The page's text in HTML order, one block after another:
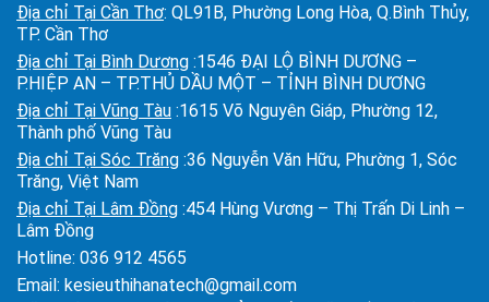
Địa chỉ Tại Cần Thơ: QL91B, Phường Long Hòa, Q.Bình Thủy,
TP. Cần Thơ
Địa chỉ Tại Bình Dương :1546 ĐẠI LỘ BÌNH DƯƠNG –
P.HIỆP AN – TP.THỦ DẦU MỘT – TỈNH BÌNH DƯƠNG
Địa chỉ Tại Vũng Tàu :1615 Võ Nguyên Giáp, Phường 12,
Thành phố Vũng Tàu
Địa chỉ Tại Sóc Trăng :36 Nguyễn Văn Hữu, Phường 1, Sóc
Trăng, Việt Nam
Địa chỉ Tại Lâm Đồng :454 Hùng Vương – Thị Trấn Di Linh –
Lâm Đồng
Hotline: 036 912 4565
Email: kesieuthihanatech@gmail.com